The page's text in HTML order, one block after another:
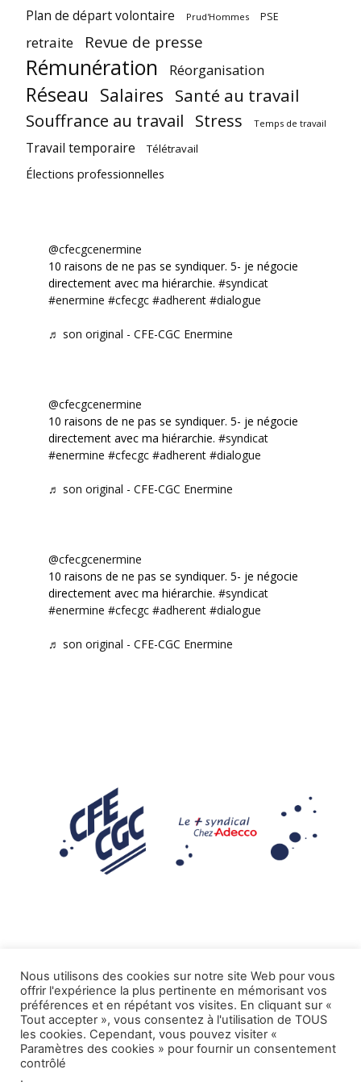
Plan de départ volontaire Prud'Hommes PSE
retraite Revue de presse
Rémunération Réorganisation
Réseau Salaires Santé au travail
Souffrance au travail Stress Temps de travail
Travail temporaire Télétravail
Élections professionnelles
@cfecgcenermine
10 raisons de ne pas se syndiquer. 5- je négocie
directement avec ma hiérarchie. #syndicat
#enermine #cfecgc #adherent #dialogue
♬ son original - CFE-CGC Enermine
@cfecgcenermine
10 raisons de ne pas se syndiquer. 5- je négocie
directement avec ma hiérarchie. #syndicat
#enermine #cfecgc #adherent #dialogue
♬ son original - CFE-CGC Enermine
@cfecgcenermine
10 raisons de ne pas se syndiquer. 5- je négocie
directement avec ma hiérarchie. #syndicat
#enermine #cfecgc #adherent #dialogue
♬ son original - CFE-CGC Enermine
Mentions légales
Tous droits réservés CFE-CGC ADECCO.
Nous utilisons des cookies sur notre site Web pour vous
offrir l'expérience la plus pertinente en mémorisant vos
préférences et en répétant vos visites. En cliquant sur «
Tout accepter », vous consentez à l'utilisation de TOUS
les cookies. Cependant, vous pouvez visiter «
Paramètres des cookies » pour fournir un consentement
contrôlé
.